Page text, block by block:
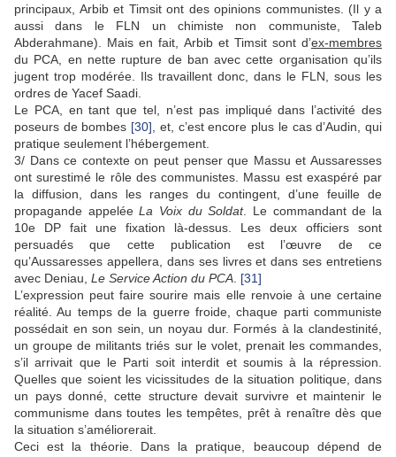
principaux, Arbib et Timsit ont des opinions communistes. (Il y a
aussi dans le FLN un chimiste non communiste, Taleb
Abderahmane). Mais en fait, Arbib et Timsit sont d’ex-membres
du PCA, en nette rupture de ban avec cette organisation qu’ils
jugent trop modérée. Ils travaillent donc, dans le FLN, sous les
ordres de Yacef Saadi.
Le PCA, en tant que tel, n’est pas impliqué dans l’activité des
poseurs de bombes [30] , et, c’est encore plus le cas d’Audin, qui
pratique seulement l’hébergement.
3/ Dans ce contexte on peut penser que Massu et Aussaresses
ont surestimé le rôle des communistes. Massu est exaspéré par
la diffusion, dans les ranges du contingent, d’une feuille de
propagande appeléeLa Voix du Soldat. Le commandant de la
10e DP fait une fixation là-dessus. Les deux officiers sont
persuadés que cette publication est l’œuvre de ce
qu’Aussaresses appellera, dans ses livres et dans ses entretiens
avec Deniau, Le Service Action du PCA [31]
L’expression peut faire sourire mais elle renvoie à une certaine
réalité. Au temps de la guerre froide, chaque parti communiste
possédait en son sein, un noyau dur. Formés à la clandestinité,
un groupe de militants triés sur le volet, prenait les commandes,
s’il arrivait que le Parti soit interdit et soumis à la répression.
Quelles que soient les vicissitudes de la situation politique, dans
un pays donné, cette structure devait survivre et maintenir le
communisme dans toutes les tempêtes, prêt à renaître dès que
la situation s’améliorerait.
Ceci est la théorie. Dans la pratique, beaucoup dépend de